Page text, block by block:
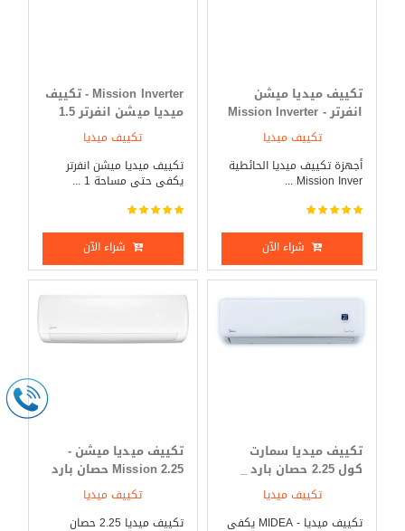
تكييف ميديا ميشن
انفرتر - Mission Inverter
تكييف ميديا
أجهزة تكييف ميديا الحائطية
Mission Inver ...
شراء الآن
Mission Inverter - تكييف
ميديا ميشن انفرتر 1.5
حصان بارد _ ساخن
تكييف ميديا
تكييف ميديا ميشن انفرتر
يكفى حتى مساحة 1 ...
شراء الآن
تكييف ميديا سمارت
كول 2.25 حصان بارد _
تكييف ميديا
تكييف ميديا - MIDEA يكفى
تكييف ميديا ميشن -
Mission 2.25 حصان بارد
_ ساخنتكييف ميديا
تكييف ميديا 2.25 حصان